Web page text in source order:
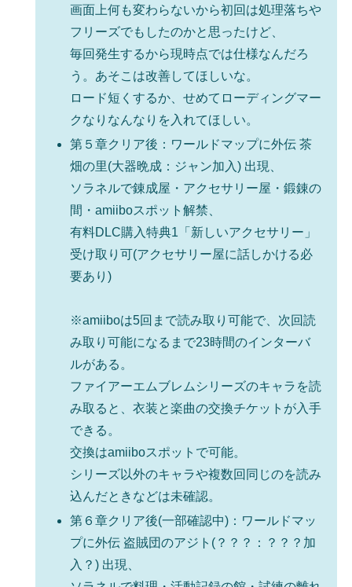
画面上何も変わらないから初回は処理落ちや
フリーズでもしたのかと思ったけど、
毎回発生するから現時点では仕様なんだろ
う。あそこは改善してほしいな。
ロード短くするか、せめてローディングマー
クなりなんなりを入れてほしい。
第５章クリア後：ワールドマップに外伝 茶
畑の里(大器晩成：ジャン加入) 出現、
ソラネルで錬成屋・アクセサリー屋・鍛錬の
間・amiiboスポット解禁、
有料DLC購入特典1「新しいアクセサリー」
受け取り可(アクセサリー屋に話しかける必
要あり)
※amiiboは5回まで読み取り可能で、次回読
み取り可能になるまで23時間のインターバ
ルがある。
ファイアーエムブレムシリーズのキャラを読
み取ると、衣装と楽曲の交換チケットが入手
できる。
交換はamiiboスポットで可能。
シリーズ以外のキャラや複数回同じのを読み
込んだときなどは未確認。
第６章クリア後(一部確認中)：ワールドマッ
プに外伝 盗賊団のアジト(？？？：？？？加
入？) 出現、